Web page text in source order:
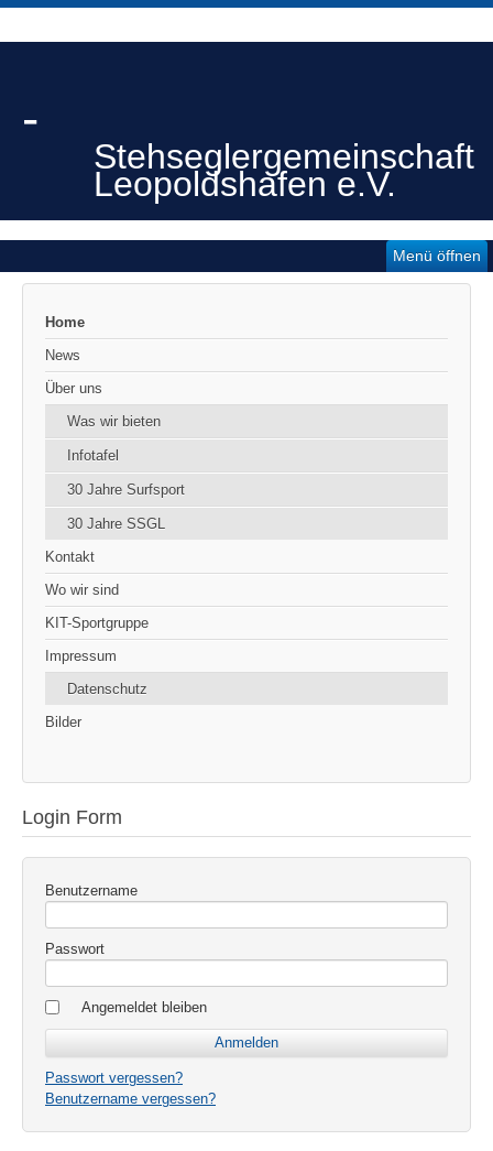
-
Stehseglergemeinschaft
Leopoldshafen e.V.
Menü öffnen
Home
News
Über uns
Was wir bieten
Infotafel
30 Jahre Surfsport
30 Jahre SSGL
Kontakt
Wo wir sind
KIT-Sportgruppe
Impressum
Datenschutz
Bilder
Login Form
Benutzername
Passwort
Angemeldet bleiben
Passwort vergessen?
Benutzername vergessen?